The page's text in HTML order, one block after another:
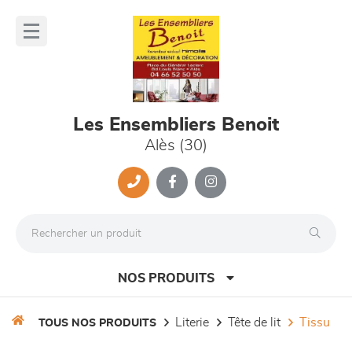
Les Ensembliers Benoit
Alès (30)
NOS PRODUITS
TOUS NOS PRODUITS literie tête de lit tissu